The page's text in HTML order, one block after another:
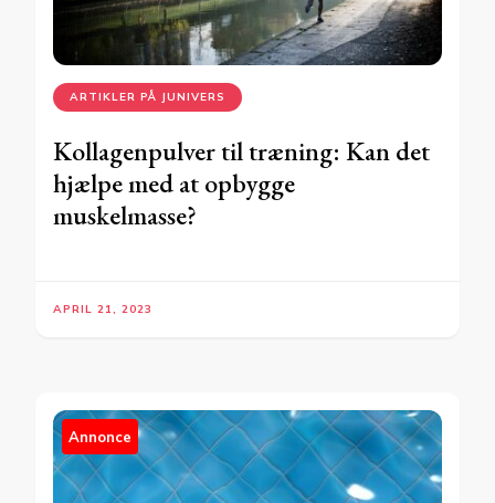
ARTIKLER PÅ JUNIVERS
Kollagenpulver til træning: Kan det
hjælpe med at opbygge
muskelmasse?
APRIL 21, 2023
Annonce